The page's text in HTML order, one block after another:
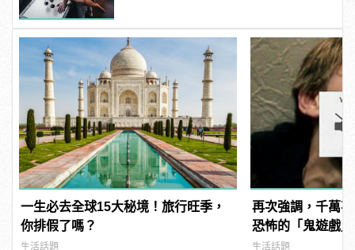
一生必去全球15大秘境！旅行旺季，
你排假了嗎？
生活話題
再次強調，千萬
恐怖的「鬼遊戲」
生活話題